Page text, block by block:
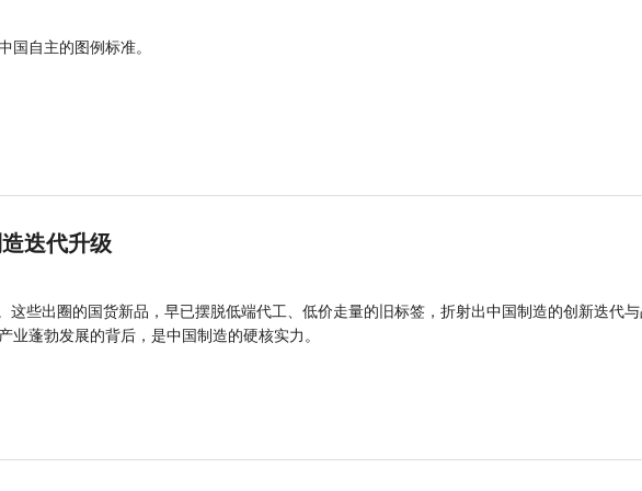
国自主的图例标准。
迭代升级
这些出圈的国货新品，早已摆脱低端代工、低价走量的旧标签，折射出中国制造的创新迭代
业蓬勃发展的背后，是中国制造的硬核实力。